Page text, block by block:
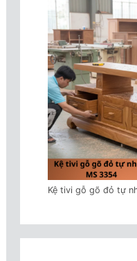
Kệ tivi gỗ gõ đỏ tự